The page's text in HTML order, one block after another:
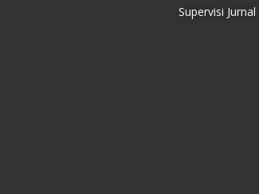
Supervisi Jurnal